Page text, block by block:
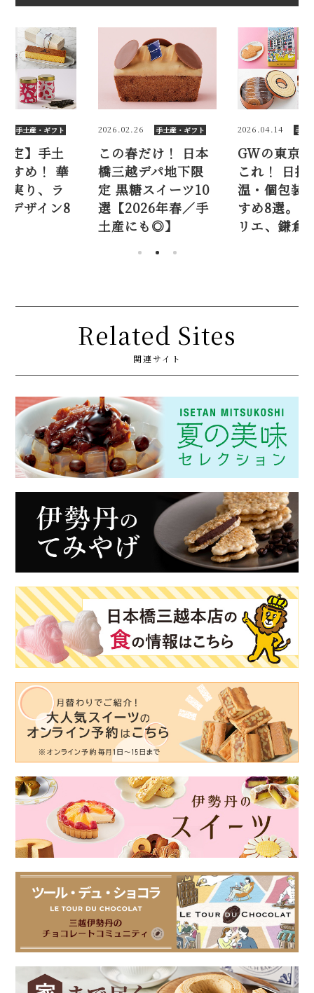
手土産・ギフト
け！ 日本
パ地下限
イーツ10
年春／手
2026.04.14 手土産・ギフト
GWの東京手土産は
これ！ 日持ち・常
温・個包装のおす
すめ8選。クラブハ
リエ、鎌倉紅谷…
2025.09.17 手土
【三越限定
産におすす
ひらく、実
イオン像デ
選
Related Sites
関連サイト